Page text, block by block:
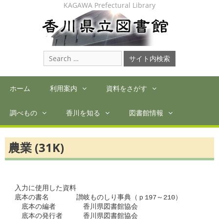
KAGAWA Prefectural Library
Search
for:
ホーム 利用案内 資料をさがす
調べもの 香川を知る 図書館情報
農業 (31K)
入力に使用した資料
底本の書名　　　　讃岐ものしり事典（ｐ197～210）
底本の編者　　　　香川県図書館協会
底本の発行者　　　香川県図書館協会